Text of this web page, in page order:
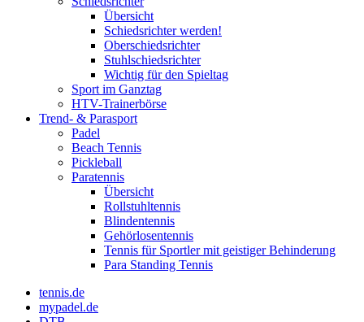
Übersicht
Schiedsrichter werden!
Oberschiedsrichter
Stuhlschiedsrichter
Wichtig für den Spieltag
Sport im Ganztag
HTV-Trainerbörse
Trend- & Parasport
Padel
Beach Tennis
Pickleball
Paratennis
Übersicht
Rollstuhltennis
Blindentennis
Gehörlosentennis
Tennis für Sportler mit geistiger Behinderung
Para Standing Tennis
tennis.de
mypadel.de